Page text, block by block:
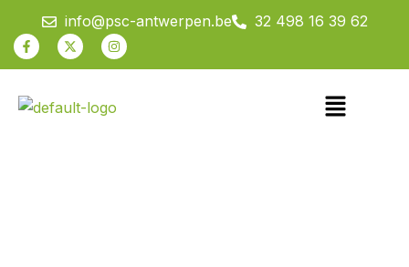
naar
info@psc-antwerpen.be 32 498 16 39 62
Facebook-
f
X-
twitter
Instagram
Menu